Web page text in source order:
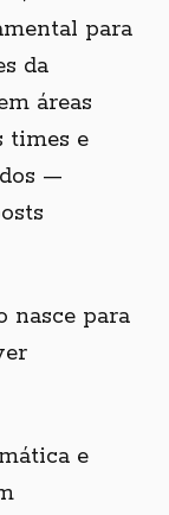
para
da
áreas
times e
—
nasce para
e